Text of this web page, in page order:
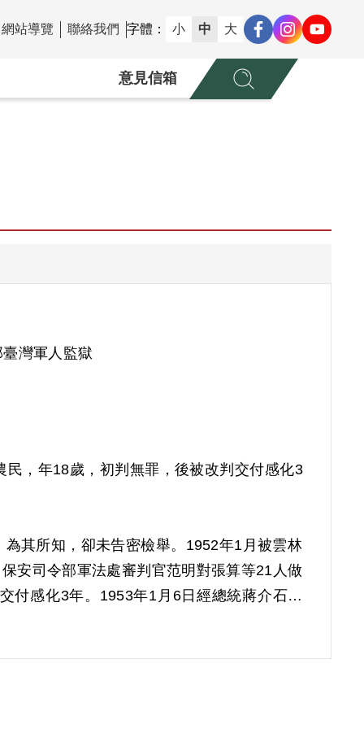
網站導覽 聯絡我們 字體： 小 中 大
意見信箱
灣軍人監獄
，年18歲，初判無罪，後被改判交付感化3
其所知，卻未告密檢舉。1952年1月被雲林
安司令部軍法處審判官范明對張算等21人做
付感化3年。1953年1月6日經總統蔣介石同
時期檢肅匪諜條例》第八條第一項第二款判
予以補償。補償理由為原判決認定其思想不